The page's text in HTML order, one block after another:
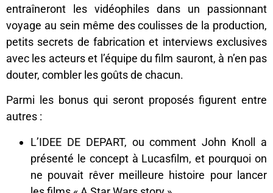
entraîneront les vidéophiles dans un passionnant
voyage au sein même des coulisses de la production,
petits secrets de fabrication et interviews exclusives
avec les acteurs et l’équipe du film sauront, à n’en pas
douter, combler les goûts de chacun.
Parmi les bonus qui seront proposés figurent entre
autres :
L’IDEE DE DEPART, ou comment John Knoll a
présenté le concept à Lucasfilm, et pourquoi on
ne pouvait rêver meilleure histoire pour lancer